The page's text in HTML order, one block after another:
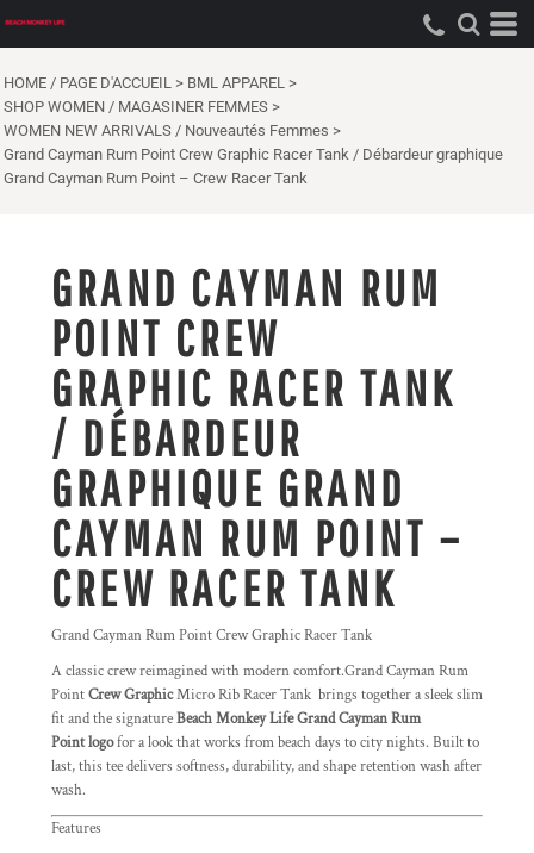
HOME / PAGE D'ACCUEIL > BML APPAREL >
SHOP WOMEN / MAGASINER FEMMES >
WOMEN NEW ARRIVALS / Nouveautés Femmes >
Grand Cayman Rum Point Crew Graphic Racer Tank / Débardeur graphique
Grand Cayman Rum Point – Crew Racer Tank
GRAND CAYMAN RUM
POINT CREW
GRAPHIC RACER TANK
/ DÉBARDEUR
GRAPHIQUE GRAND
CAYMAN RUM POINT –
CREW RACER TANK
Grand Cayman Rum Point Crew Graphic Racer Tank
A classic crew reimagined with modern comfort.Grand Cayman Rum
PointCrew GraphicMicro Rib Racer Tank brings together a sleek slim
fit and the signatureBeach Monkey Life Grand Cayman Rum
Point logofor a look that works from beach days to city nights. Built to
last, this tee delivers softness, durability, and shape retention wash after
wash.
Features